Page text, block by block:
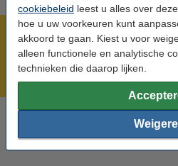
cookiebeleid leest u alles over
hoe u uw voorkeuren kunt
akkoord te gaan. Kiest u voor
alleen functionele en analytische
technieken die daarop lijken.
Meer dan 5 miljoen klanten!
Voor 22.00 uur besteld, morgen
Laagsteprijsgarantie!
Hulp nodig? Bel ons op